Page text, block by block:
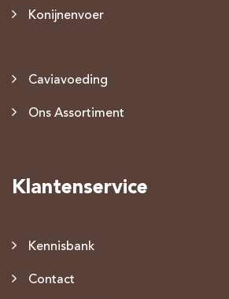
Konijnenvoer
Caviavoeding
Ons Assortiment
Klantenservice
Kennisbank
Contact